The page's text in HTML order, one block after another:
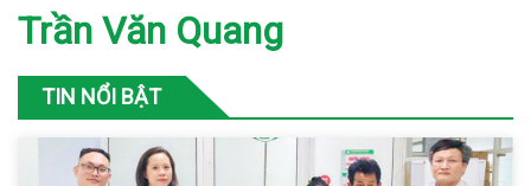
Trần Văn Quang
TIN NỔI BẬT